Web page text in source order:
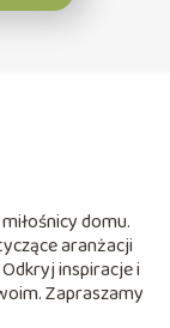
domu.
aranżacji
inspiracje i
Zapraszamy